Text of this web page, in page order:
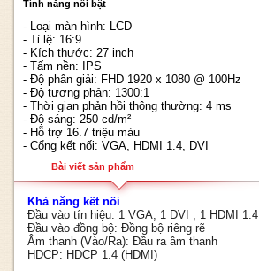
Tính năng nổi bật
- Loại màn hình: LCD
- Tỉ lệ: 16:9
- Kích thước: 27 inch
- Tấm nền: IPS
- Độ phân giải: FHD 1920 x 1080 @ 100Hz
- Độ tương phản: 1300:1
- Thời gian phản hồi thông thường: 4 ms
- Độ sáng: 250 cd/m²
- Hỗ trợ 16.7 triệu màu
- Cổng kết nối: VGA, HDMI 1.4, DVI
Bài viết sản phẩm
Khả năng kết nối
Đầu vào tín hiệu: 1 VGA, 1 DVI , 1 HDMI 1.4
Đầu vào đồng bộ: Đồng bộ riêng rẽ
Âm thanh (Vào/Ra): Đầu ra âm thanh
HDCP: HDCP 1.4 (HDMI)